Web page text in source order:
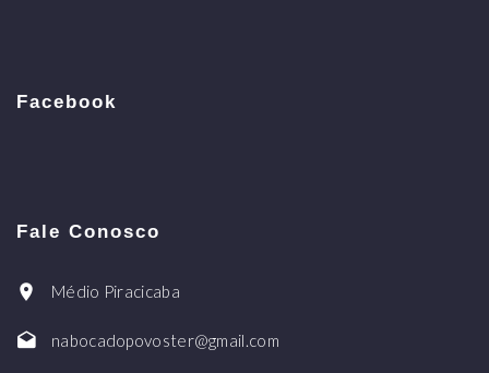
Facebook
Fale Conosco
Médio Piracicaba
nabocadopovoster@gmail.com